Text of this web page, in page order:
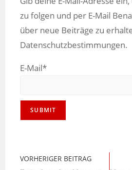
zu folgen und per E-Mail
über neue Beiträge zu
Datenschutzbestimmungen.
E-Mail*
VORHERIGER BEITRAG